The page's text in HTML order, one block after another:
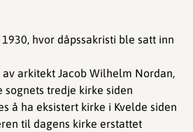
hvor dåpssakristi ble satt inn
arkitekt Jacob Wilhelm Nordan,
tredje kirke siden
å ha eksistert kirke i Kvelde siden
til dagens kirke erstattet